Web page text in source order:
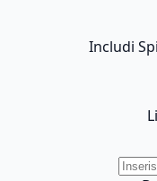
Includi